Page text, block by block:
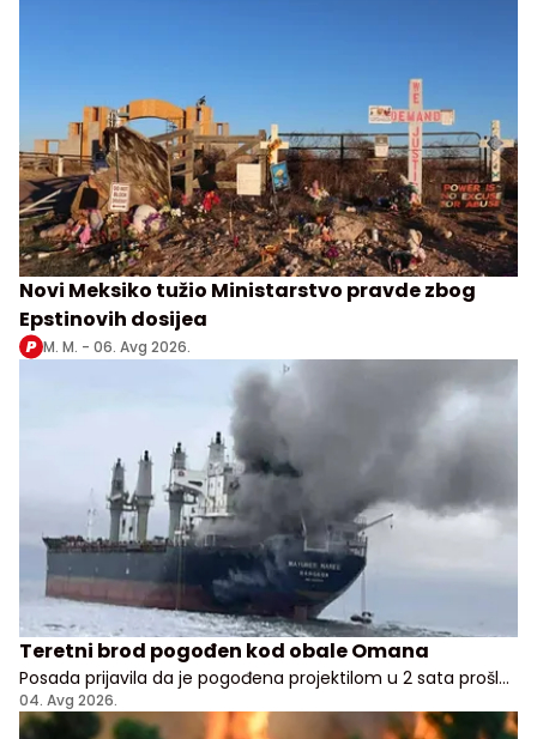
Novi Meksiko tužio Ministarstvo pravde zbog
Epstinovih dosijea
M. M. - 06. Avg 2026.
Teretni brod pogođen kod obale Omana
Posada prijavila da je pogođena projektilom u 2 sata prošle
noći, nema potvrde odakle je napad pokrenut
04. Avg 2026.